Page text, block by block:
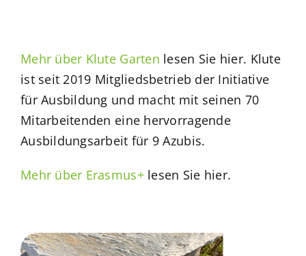
Mehr über Klute Garten lesen Sie hier. Klute
ist seit 2019 Mitgliedsbetrieb der Initiative
für Ausbildung und macht mit seinen 70
Mitarbeitenden eine hervorragende
Ausbildungsarbeit für 9 Azubis.
Mehr über Erasmus+lesen Sie hier.